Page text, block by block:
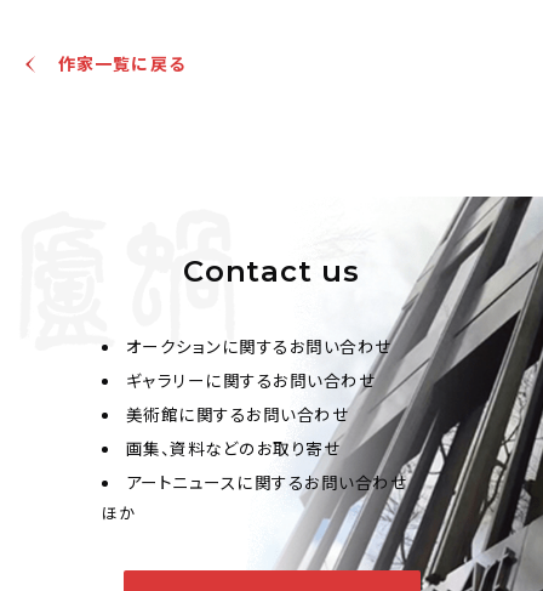
作家一覧に戻る
Contact us
オークションに関するお問い合わせ
ギャラリーに関するお問い合わせ
美術館に関するお問い合わせ
画集、資料などのお取り寄せ
アートニュースに関するお問い合わせ
ほか